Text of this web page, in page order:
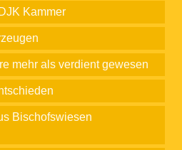
Kammer
mehr als verdient gewesen
Bischofswiesen